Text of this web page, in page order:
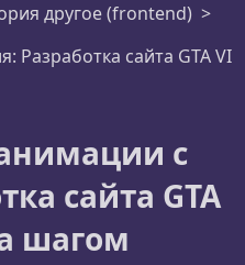
другое (frontend)
Разработка сайта GTA VI
с
сайта GTA
шагом